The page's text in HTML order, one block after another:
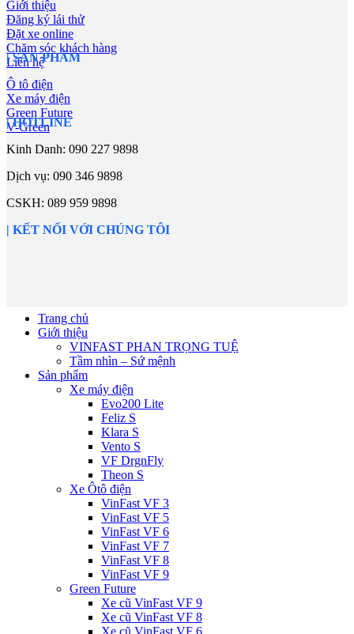
Giới thiệu
Đăng ký lái thử
Đặt xe online
Chăm sóc khách hàng
Liên hệ
| SẢN PHẨM
Ô tô điện
Xe máy điện
Green Future
V-Green
| HOTLINE
Kinh Danh: 090 227 9898
Dịch vụ: 090 346 9898
CSKH: 089 959 9898
| KẾT NỐI VỚI CHÚNG TÔI
Trang chủ
Giới thiệu
VINFAST PHAN TRỌNG TUỆ
Tầm nhìn – Sứ mệnh
Sản phẩm
Xe máy điện
Evo200 Lite
Feliz S
Klara S
Vento S
VF DrgnFly
Theon S
Xe Ôtô điện
VinFast VF 3
VinFast VF 5
VinFast VF 6
VinFast VF 7
VinFast VF 8
VinFast VF 9
Green Future
Xe cũ VinFast VF 9
Xe cũ VinFast VF 8
Xe cũ VinFast VF 6